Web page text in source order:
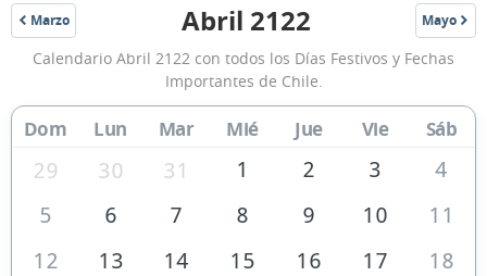
Marzo
2122
Calendario
Abril
2122
de
Chile
Abril 2122 Mayo
2122
Calendario Abril 2122 con todos los Días Festivos y Fechas
Importantes de Chile.
Dom Lun Mar Mié Jue Vie Sáb
29 30 31 1 2 3
4
5
6 7 8 9 10
11
12
13 14 15 16 17
18